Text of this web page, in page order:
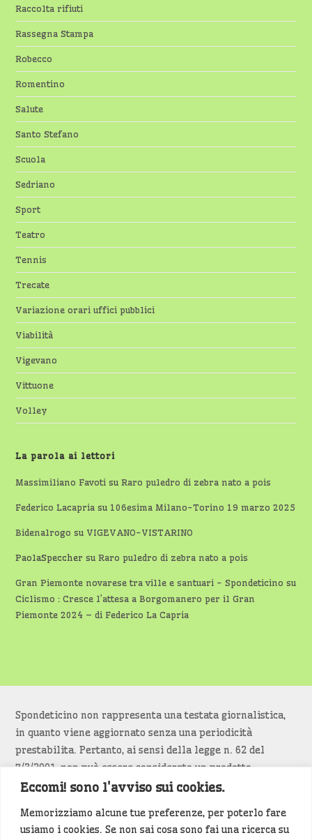
Eccomi! sono l'avviso sui cookies.
Memorizziamo alcune tue preferenze, per poterlo fare
usiamo i cookies. Se non sai cosa sono fai una ricerca su
Raccolta rifiuti
Rassegna Stampa
Robecco
Romentino
Salute
Santo Stefano
Scuola
Sedriano
Sport
Teatro
Tennis
Trecate
Variazione orari uffici pubblici
Viabilità
Vigevano
Vittuone
Volley
La parola ai lettori
Massimiliano Favoti suRaro puledro di zebra nato a pois
Federico Lacapria su 106esima Milano-Torino 19 marzo 2025
Bidenalrogo su VIGEVANO-VISTARINO
PaolaSpeccher suRaro puledro di zebra nato a pois
Gran Piemonte novarese tra ville e santuari - Spondeticino su
Ciclismo : Cresce l’attesa a Borgomanero per il Gran
Piemonte 2024 – di Federico La Capria
Spondeticino non rappresenta una testata giornalistica,
in quanto viene aggiornato senza una periodicità
prestabilita. Pertanto, ai sensi della legge n. 62 del
7/3/2001, non può essere considerato un prodotto
editoriale.
Siamo attenti a non violare copyright e diritti
d’immagine. Se un contenuto è di tua proprietà e vuoi